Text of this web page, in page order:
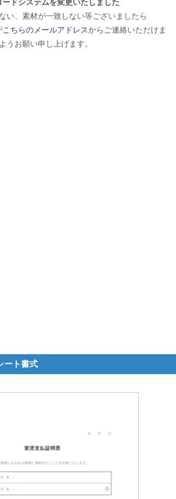
ドシステムを変更いたしました
い、素材が一致しない等ございましたら
こちらのメールアドレスからご連絡いただけま
うお願い申し上げます。
ート書式